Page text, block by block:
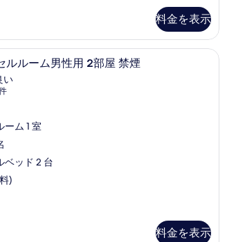
料金を表示
ルルーム男性用 2部屋 禁煙
い
ーム 1 室
ベッド 2 台
)
料金を表示